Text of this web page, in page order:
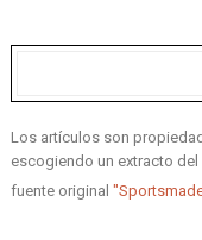
Los artículos son
escogiendo un extracto
fuente original